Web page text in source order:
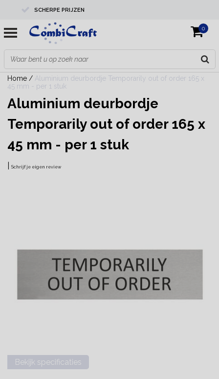
SCHERPE PRIJZEN
PROFESSIONELE KWALITEIT
EXPERTS IN MAATWERK
0
Home / Aluminium deurbordje Temporarily out of order 165 x
45 mm - per 1 stuk
Aluminium deurbordje
Temporarily out of order 165 x
45 mm - per 1 stuk
Schrijf je eigen review
Bekijk specificaties